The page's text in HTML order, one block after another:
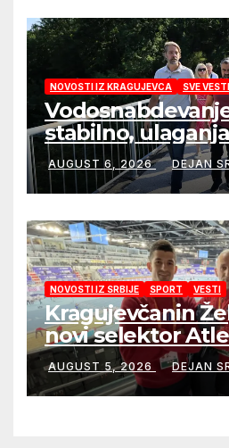
NOVOSTI IZ KRAGUJEVCA SVE VESTI
stabilno,
sigurnije
AUGUST 6, 2026 DEJAN
NOVOSTI IZ SRBIJE SPORT VESTI
Kragujevčanin
novi selektor
reprezentacije
AUGUST 5, 2026 DEJAN